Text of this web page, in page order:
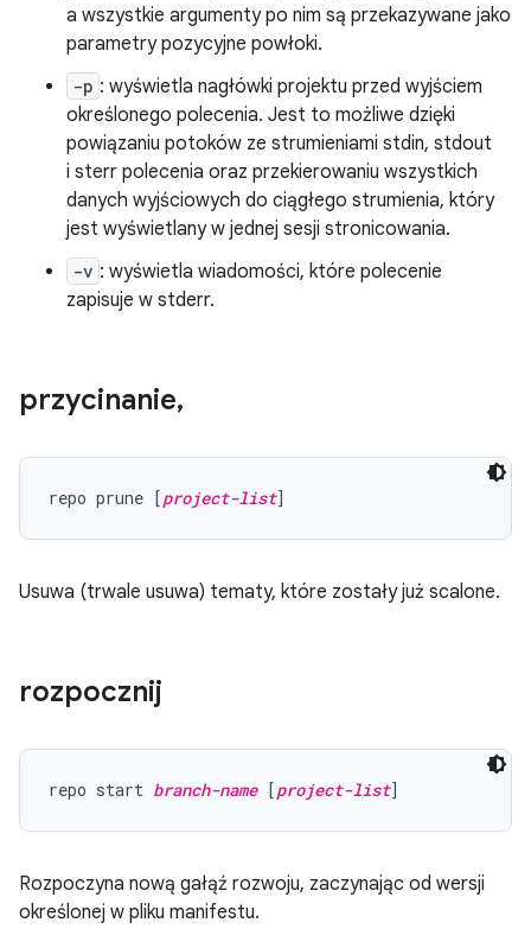
a wszystkie argumenty po nim są przekazywane jako
parametry pozycyjne powłoki.
-p : wyświetla nagłówki projektu przed wyjściem
określonego polecenia. Jest to możliwe dzięki
powiązaniu potoków ze strumieniami stdin, stdout
i sterr polecenia oraz przekierowaniu wszystkich
danych wyjściowych do ciągłego strumienia, który
jest wyświetlany w jednej sesji stronicowania.
-v : wyświetla wiadomości, które polecenie
zapisuje w stderr.
przycinanie,
repo prune [project-list
Usuwa (trwale usuwa) tematy, które zostały już scalone.
rozpocznij
repo start branch-name [project-list
Rozpoczyna nową gałąź rozwoju, zaczynając od wersji
określonej w pliku manifestu.